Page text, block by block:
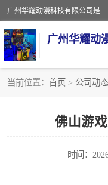
广州华耀动
当前位置： 首页 > 公司动态
佛山游
时间：